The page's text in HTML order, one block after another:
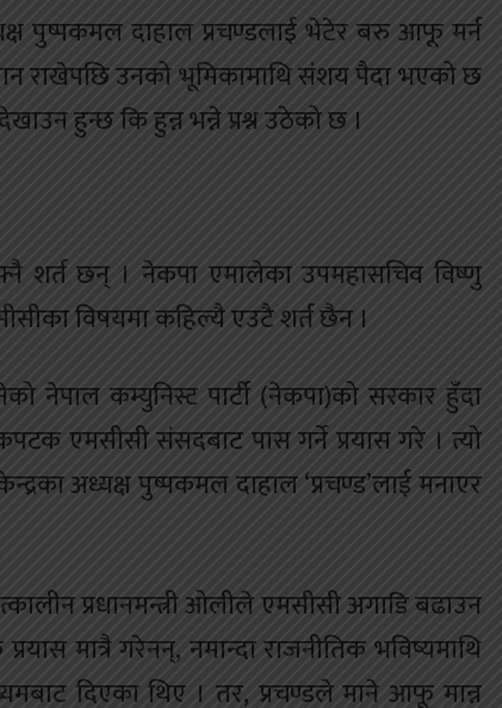
पुष्पकमल दाहाल प्रचण्डलाई भेटेर बरु आफू मर्न
राखेपछि उनको भूमिकामाथि संशय पैदा भएको छ
हुन्छ कि हुन्न भन्ने प्रश्न उठेको छ ।
शर्त छन् । नेकपा एमालेका उपमहासचिव विष्णु
विषयमा कहिल्यै एउटै शर्त छैन ।
नेपाल कम्युनिस्ट पार्टी (नेकपा)को सरकार हुँदा
एमसीसी संसदबाट पास गर्ने प्रयास गरे । त्यो
अध्यक्ष पुष्पकमल दाहाल ‘प्रचण्ड’लाई मनाएर
प्रधानमन्त्री ओलीले एमसीसी अगाडि बढाउन
मात्रै गरेनन्, नमान्दा राजनीतिक भविष्यमाथि
दिएका थिए । तर, प्रचण्डले माने आफू मान्न